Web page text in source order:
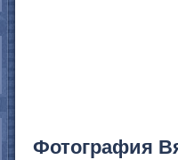
Фотография